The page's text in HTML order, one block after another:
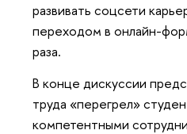
развивать соцсети
переходом в онлайн-
раза.
В конце дискуссии
труда «перегрел»
компетентными